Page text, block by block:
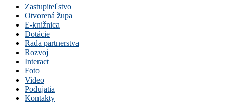
Zastupiteľstvo
Otvorená župa
E-knižnica
Dotácie
Rada partnerstva
Rozvoj
Interact
Foto
Video
Podujatia
Kontakty